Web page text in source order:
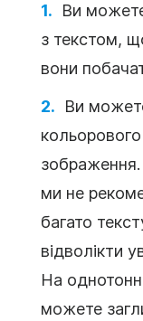
Ви
з текстом,
вони
Ви
ми не
багато
відволікти
На
можете